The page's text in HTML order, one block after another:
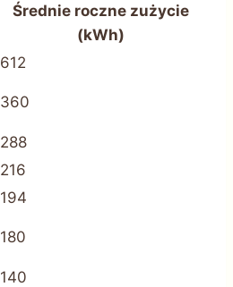
Średnie roczne zużycie
(kWh)
612
360
288
216
194
180
140